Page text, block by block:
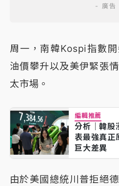
周一，南韓Kospi指數
油價攀升以及美伊緊張
太市場。
編輯推薦
分析｜韓股
表最強真
巨大差異
由於美國總統川普拒絕